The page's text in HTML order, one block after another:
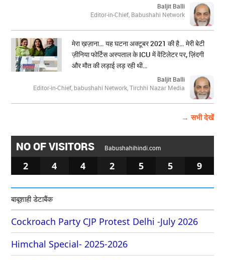
Baljit Balli
Editor-in-Chief, Babushahi Network
मेरा ख़ज़ाना… यह घटना अक्टूबर 2021 की है… मेरी बेटी
ज़ीनिया फोर्टिस अस्पताल के ICU में वेंटिलेटर पर, ज़िंदगी
और मौत की लड़ाई लड़ रही थी…
Baljit Balli
Editor-in-Chief, babushahi Network, Tirchhi Nazar Media
→ सभी देखें
NO OF VISITORS Babushahihindi.com
2 4 4 2 5 5 9
बाबूशाही डेटाबैंक
Cockroach Party CJP Protest Delhi -July 2026
Himchal Special- 2025-2026